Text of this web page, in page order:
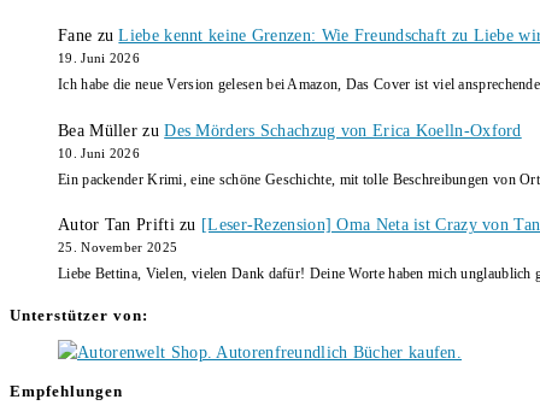
Fane zuLiebe kennt keine Grenzen: Wie Freundschaft zu Liebe
19. Juni 2026
Ich habe die neue Version gelesen bei Amazon, Das Cover ist viel
Bea Müller zuDes Mörders Schachzug von Erica Koelln-Oxford
10. Juni 2026
Ein packender Krimi, eine schöne Geschichte, mit tolle Beschreibungen von
Autor Tan Priftizu [Leser-Rezension] Oma Neta ist Crazy von
25. November 2025
Liebe Bettina, Vielen, vielen Dank dafür! Deine Worte haben mich unglaublich
Unterstützer von:
Empfehlungen